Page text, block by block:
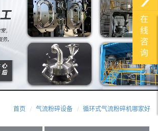
首页 气流粉碎设备 循环式气流粉碎机哪家好
在
线
咨
询